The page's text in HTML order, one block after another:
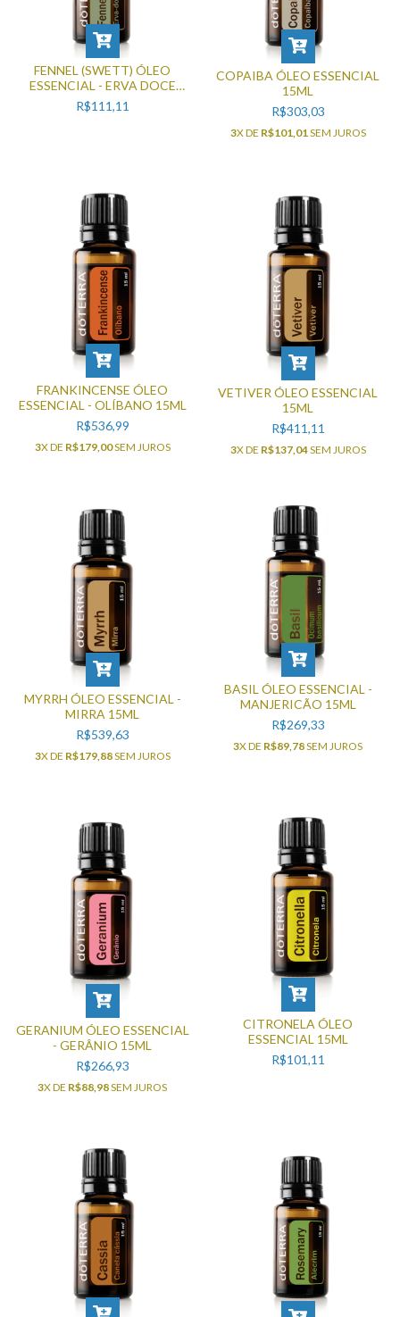
FENNEL (SWETT) ÓLEO
ESSENCIAL - ERVA DOCE
15ML
R$111,11
COPAIBA ÓLEO ESSENCIAL
15ML
R$303,03
3X DE R$101,01 SEM JUROS
FRANKINCENSE ÓLEO
ESSENCIAL - OLÍBANO 15ML
R$536,99
3X DE R$179,00SEM JUROS
VETIVER ÓLEO ESSENCIAL
15ML
R$411,11
3X DE R$137,04SEM JUROS
MYRRH ÓLEO ESSENCIAL -
MIRRA 15ML
R$539,63
3X DE R$179,88SEM JUROS
BASIL ÓLEO ESSENCIAL -
MANJERICÃO 15ML
R$269,33
3X DE R$89,78SEM JUROS
GERANIUM ÓLEO ESSENCIAL
- GERÂNIO 15ML
R$266,93
3X DE R$88,98SEM JUROS
CITRONELA ÓLEO
ESSENCIAL 15ML
R$101,11